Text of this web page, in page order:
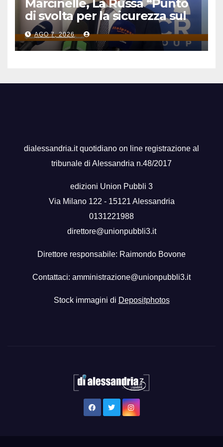
Marcinelle, La Russa “Punto
di svolta per la sicurezza sul
lavoro”
AGO 7, 2026
dialessandria.it quotidiano on line registrazione al
tribunale di Alessandria n.48/2017
edizioni Union Pubbli 3
Via Milano 122 - 15121 Alessandria
0131221988
direttore@unionpubbli3.it
Direttore responsabile: Raimondo Bovone
Contattaci: amministrazione@unionpubbli3.it
Stock immagini di Depositphotos